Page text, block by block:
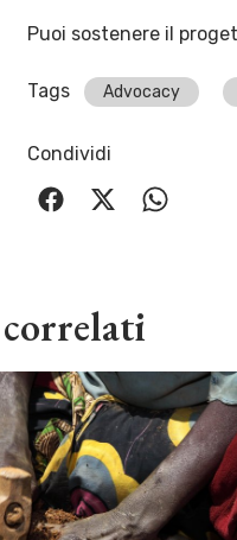
Puoi sostenere il
Tags Advocacy
Condividi